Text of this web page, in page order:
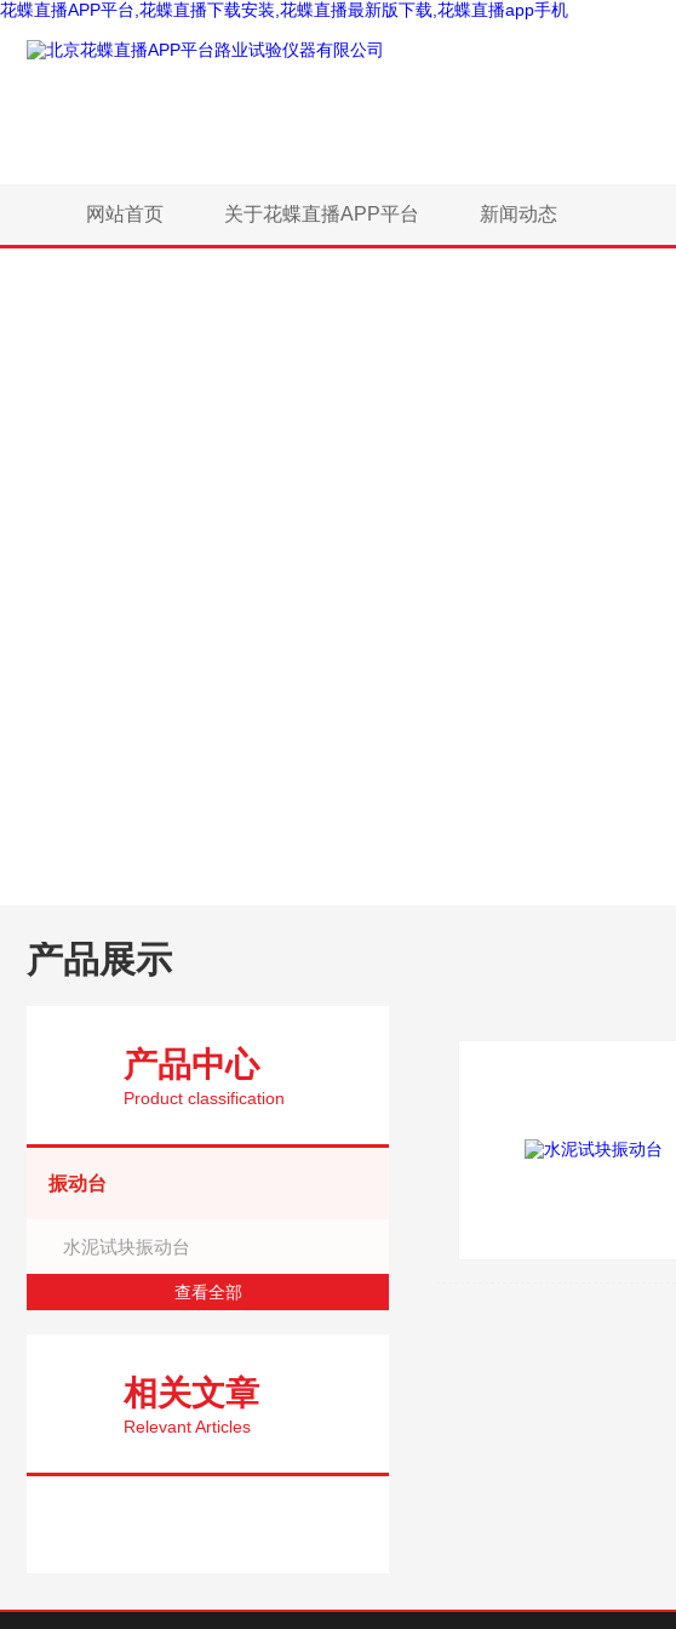
花蝶直播APP平台,花蝶直播下载安装,花蝶直播最新版下载,花蝶直播app手机
网站首页 关于花蝶直播APP平台 新闻动态
产品展示
产品中心
Product classification
振动台
水泥试块振动台
查看全部
相关文章
Relevant Articles